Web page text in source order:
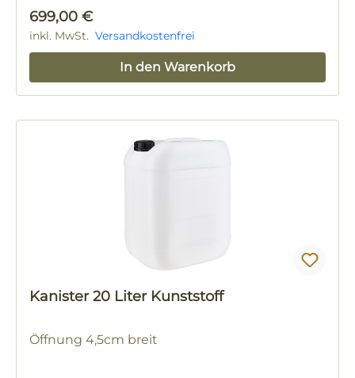
Regulärer Preis:
699,00 €
inkl. MwSt. Versandkostenfrei
In den Warenkorb
Kanister 20 Liter Kunststoff
Öffnung 4,5cm breit